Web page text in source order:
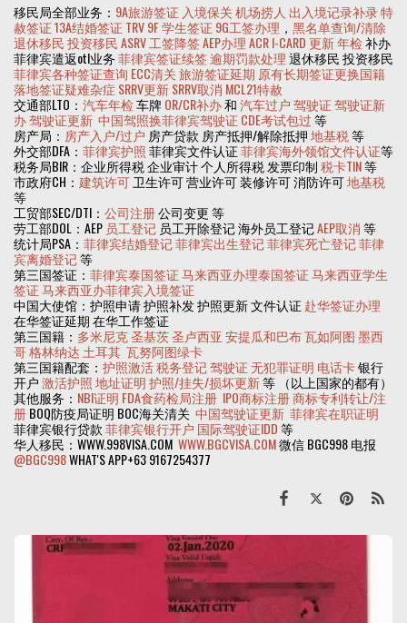
移民局全部业务： 9A旅游签证 入境保关机场捞人 出入境记录补录特
赦签证13A结婚签证 TRV9F 学生签证 9G工签办理 ， 黑名单查询/清除
退休移民投资移民ASRV工签降签AEP办理ACR I-CARD 更新年检补办
菲律宾遣返otl业务菲律宾签证续签逾期罚款处理退休移民 投资移民
菲律宾各种签证查询 ECC清关旅游签证延期 原有长期签证更换国籍
落地签证疑难杂症 SRRV更新SRRV取消 MCL21特赦
交通部LTO： 汽车年检车牌OR/CR补办和汽车过户驾驶证驾驶证新
办驾驶证更新 中国驾照换菲律宾驾驶证 CDE考试包过等
房产局： 房产入户/过户 房产贷款 房产抵押/解除抵押地基税等
外交部DFA： 菲律宾护照菲律宾文件认证菲律宾海外领馆文件认证等
税务局BIR：企业所得税 企业审计 个人所得税 发票印制税卡TIN等
市政府CH： 建筑许可卫生许可 营业许可 装修许可 消防许可地基税
等
工贸部SEC/DTI： 公司注册公司变更 等
劳工部DOL：AEP 员工登记 员工开除登记 海外员工登记AEP取消等
统计局PSA： 菲律宾结婚登记菲律宾出生登记菲律宾死亡登记菲律
宾离婚登记等
第三国签证： 菲律宾泰国签证马来西亚办理泰国签证马来西亚学生
签证马来西亚办菲律宾入境签证
中国大使馆：护照申请 护照补发 护照更新 文件认证 赴华签证办理
在华签证延期 在华工作签证
第三国籍： 多米尼克圣基茨圣卢西亚安提瓜和巴布瓦如阿图墨西
哥格林纳达 土耳其 瓦努阿图绿卡
第三国籍配套： 护照激活税务登记驾驶证无犯罪证明 电话卡银行
开户激活护照地址证明护照/挂失/损坏更新等 （以上国家的都有）
其他服务： NBI证明 FDA食药检局注册 IPO商标注册商标专利转让/注
册BOQ防疫局证明 BOC海关清关 中国驾驶证更新 菲律宾在职证明
菲律宾银行贷款菲律宾银行开户 国际驾驶证IDD等
华人移民：WWW.998VISA.COM WWW.BGCVISA.COM微信 BGC998 电报
@BGC998WHAT'S APP+63 9167254377